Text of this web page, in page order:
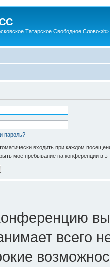
Татарское Свободное Слово</b>
пароль?
входить при каждом
моё пребывание на конференции в
всего